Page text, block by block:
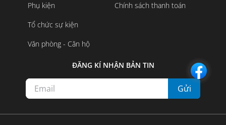
Phụ kiện
Tổ chức sự kiện
Văn phòng - Căn hộ
Chính sách thanh toán
ĐĂNG KÍ NHẬN BẢN TIN
Gửi